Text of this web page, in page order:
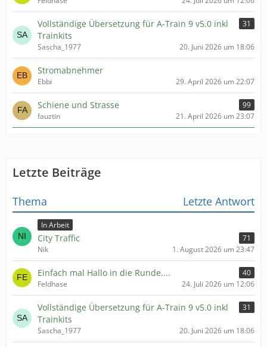
Vollständige Übersetzung für A-Train 9 v5.0 inkl
Trainkits
31
Sascha_1977 20. Juni 2026 um 18:06
Stromabnehmer
Ebbi 29. April 2026 um 22:07
Schiene und Strasse
99
fauztin
21. April 2026 um 23:07
Letzte Beiträge
Thema Letzte Antwort
In Arbeit
City Traffic
71
Nik
1. August 2026 um 23:47
Einfach mal Hallo in die Runde....
40
Feldhase
24. Juli 2026 um 12:06
Vollständige Übersetzung für A-Train 9 v5.0 inkl
Trainkits
31
Sascha_1977 20. Juni 2026 um 18:06